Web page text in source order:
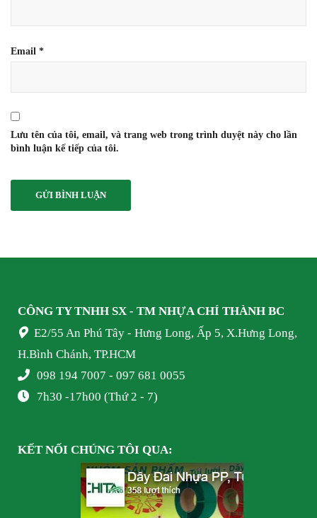
Email *
Lưu tên của tôi, email, và trang web trong trình duyệt này cho lần
bình luận kế tiếp của tôi.
CÔNG TY TNHH SX - TM NHỰACHÍ THÀNH BC
E2/55 An Phú Tây - Hưng Long, Ấp 5, X.Hưng Long,
H.Bình Chánh, TP.HCM
098 194 7007 - 097 681 0055
7h30 -17h00 (Thứ 2 - 7)
KẾT NỐI CHÚNG TÔI QUA: